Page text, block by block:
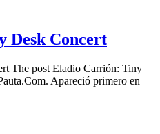
Desk Concert
The post Eladio Carrión: Tiny
Apareció primero en